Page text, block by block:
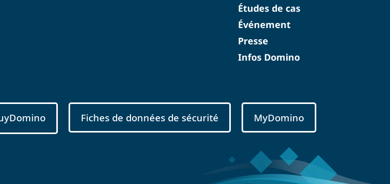
Études de cas
Événement
Presse
Infos Domino
Fiches de données de sécurité MyDomino